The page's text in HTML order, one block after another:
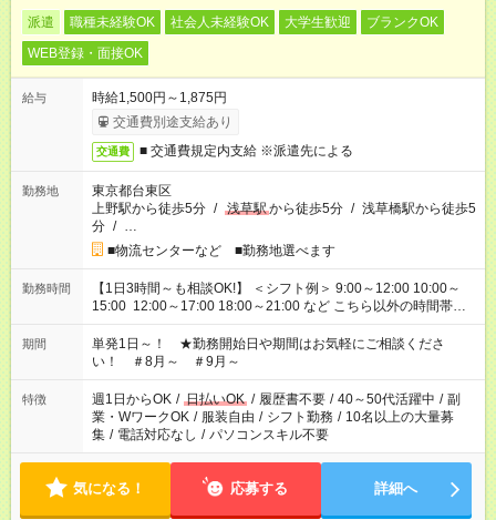
派遣 職種未経験OK 社会人未経験OK 大学生歓迎
ブランクOK
WEB登録・面接OK
給与
時給1,500円～1,875円
交通費別途支給あり
交通費 ■ 交通費規定内支給 ※派遣先による
勤務地
東京都台東区
上野駅から徒歩5分 / 浅草駅から徒歩5分 / 浅草橋駅から徒歩5
分 / …
■物流センターなど ■勤務地選べます
勤務時間
【1日3時間～も相談OK!】 ＜シフト例＞ 9:00～12:00 10:00～
15:00 12:00～17:00 18:00～21:00 など こちら以外の時間帯も
お気軽にご相談ください！
期間
単発1日～！ ★勤務開始日や期間はお気軽にご相談くださ
い！ ＃8月～ ＃9月～
特徴 週1日からOK / 日払いOK / 履歴書不要 / 40～50代活躍中 / 副
業・WワークOK / 服装自由 / シフト勤務 / 10名以上の大量募
集 / 電話対応なし / パソコンスキル不要
気になる！ 応募する 詳細へ